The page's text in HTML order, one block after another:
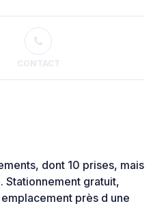
CONTACT
dont 10 prises, mais
Stationnement gratuit,
près d une